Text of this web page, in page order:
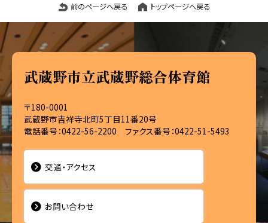
前のページへ戻る トップページへ戻る
武蔵野市立武蔵野総合体育館
〒180-0001
武蔵野市吉祥寺北町5丁目11番20号
電話番号：0422-56-2200 ファクス番号：0422-51-5493
交通・アクセス
お問い合わせ